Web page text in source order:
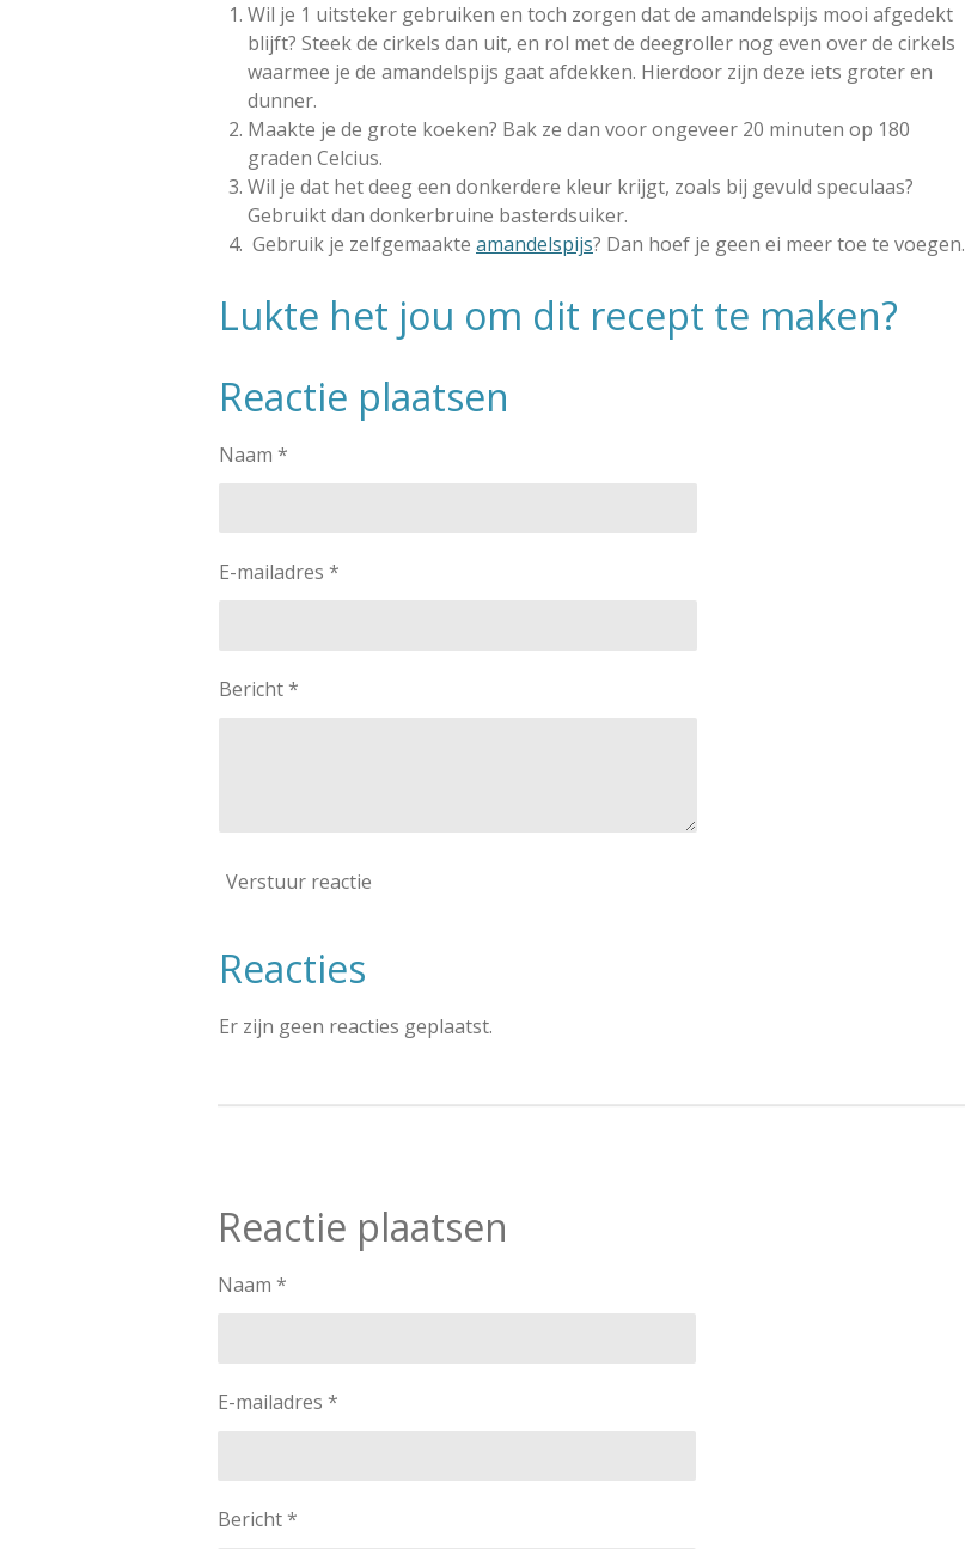
Wil je 1 uitsteker gebruiken en toch zorgen dat de amandelspijs mooi afgedekt
blijft? Steek de cirkels dan uit, en rol met de deegroller nog even over de cirkels
waarmee je de amandelspijs gaat afdekken. Hierdoor zijn deze iets groter en
dunner.
Maakte je de grote koeken? Bak ze dan voor ongeveer 20 minuten op 180
graden Celcius.
Wil je dat het deeg een donkerdere kleur krijgt, zoals bij gevuld speculaas?
Gebruikt dan donkerbruine basterdsuiker.
Gebruik je zelfgemaakte amandelspijs? Dan hoef je geen ei meer toe te voegen.
Lukte het jou om dit recept te maken?
Reactie plaatsen
Naam *
E-mailadres *
Bericht *
Verstuur reactie
Reacties
Er zijn geen reacties geplaatst.
Reactie plaatsen
Naam *
E-mailadres *
Bericht *